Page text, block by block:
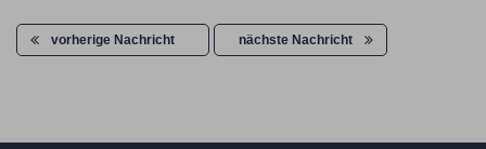
vorherige Nachricht nächste Nachricht